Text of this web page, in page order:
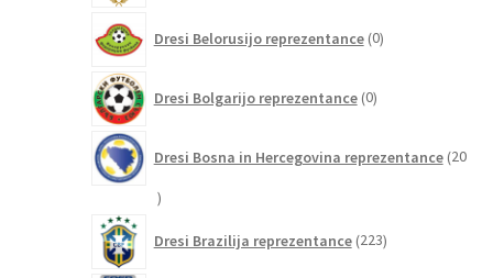
Dresi Belorusijo reprezentance 0izdelkov
Dresi Bolgarijo reprezentance 0izdelkov
Dresi Bosna in Hercegovina reprezentance 20
20
Dresi Brazilija reprezentance 223izdelkov